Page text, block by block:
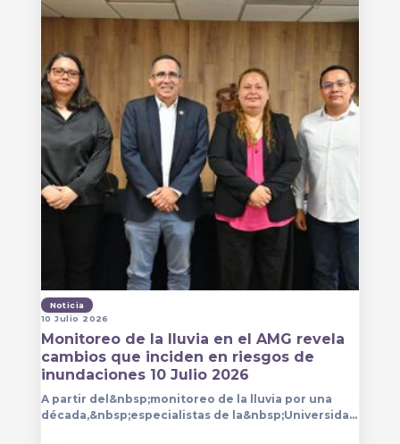
Noticia
10 Julio 2026
Monitoreo de la lluvia en el AMG revela
cambios que inciden en riesgos de
inundaciones 10 Julio 2026
A partir del&nbsp;monitoreo de la lluvia por una
década,&nbsp;especialistas de la&nbsp;Universidad